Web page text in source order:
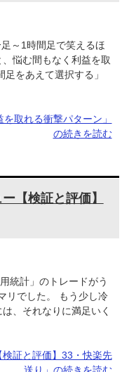
～1時間足で笑えるほ
悩む間もなく利益を取
をあえて選択する」
取れる衝撃パターン」
の続きを読む
【検証と評価】
統計」のトレードがう
リでした。 もう少し冷
、それなりに満足いく
検証と評価】33・快楽先